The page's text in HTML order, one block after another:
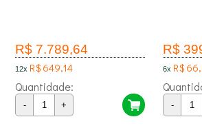
R$ 7.789,64
12x R$ 649,14
Quantidade:
- +
R$
6x R$
-